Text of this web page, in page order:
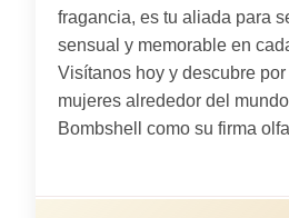
fragancia, es tu aliada para
sensual y memorable en
Visítanos hoy y descubre
mujeres alrededor del
Bombshell como su firma